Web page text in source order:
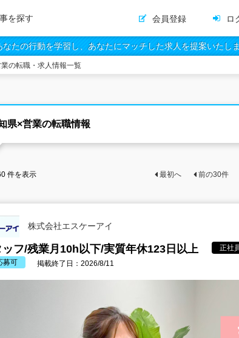
を探す 会員登録 ロ
たの行動を学習し、あなたにマッチした求人を提案いたしま
の転職・求人情報一覧
県×営業の転職情報
件を表示 最初へ 前の30件
株式会社エスケーアイ
ッフ/残業月10h以下/実質年休123日以上 正社
募可
掲載終了日：2026/8/11